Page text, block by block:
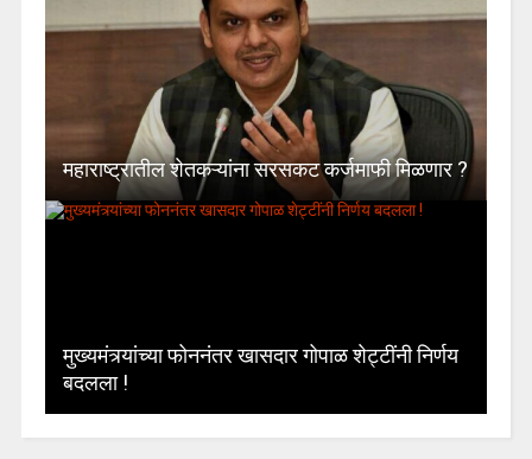
महाराष्ट्रातील शेतकऱ्यांना सरसकट कर्जमाफी मिळणार ?
मुख्यमंत्र्यांच्या फोननंतर खासदार गोपाळ शेट्टींनी निर्णय
बदलला !